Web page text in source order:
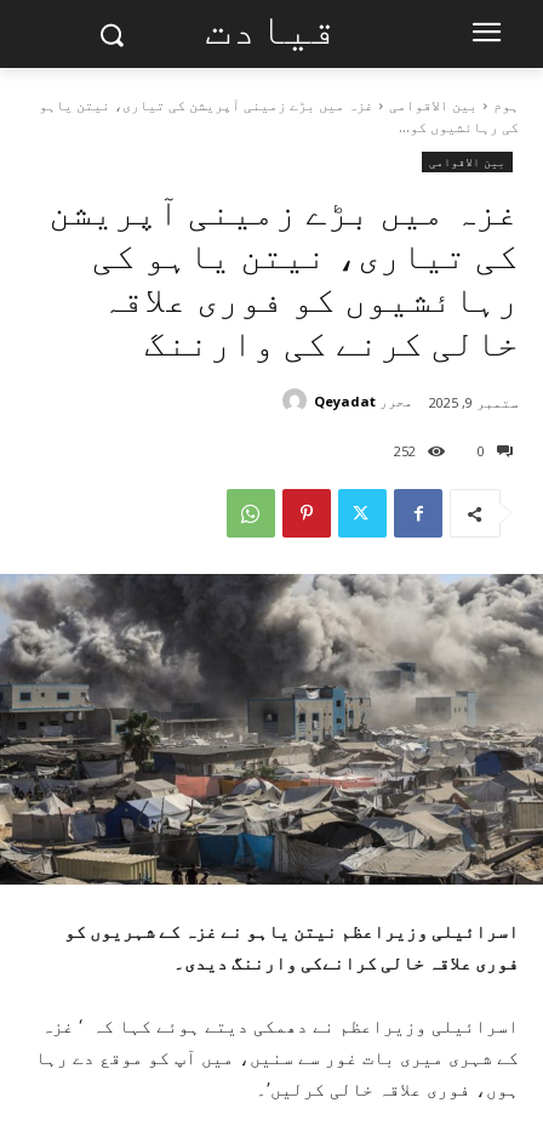
قیادت
ہوم بین الاقوامی
غزہ میں بڑے زمینی آپریشن کی تیاری، نیتن یاہو
کی رہائشیوں کو...
بین الاقوامی
غزہ میں بڑے زمینی آپریشن
کی تیاری، نیتن یاہو کی
رہائشیوں کو فوری علاقہ
خالی کرنے کی وارننگ
0
252
ستمبر 9, 2025 محرر Qeyadat
اسرائیلی وزیراعظم نیتن یاہو نے غزہ کے شہریوں کو
فوری علاقہ خالی کرانےکی وارننگ دیدی۔
اسرائیلی وزیراعظم نے دھمکی دیتے ہوئے کہا کہ ‘ غزہ
کے شہری میری بات غور سے سنیں، میں آپ کو موقع دے رہا
ہوں، فوری علاقہ خالی کرلیں’۔